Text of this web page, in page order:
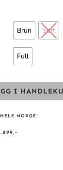
Brun Sort
Full
I
NORGE!